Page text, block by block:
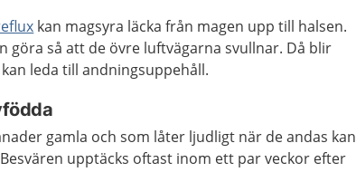
kan magsyra läcka från magen upp till halsen.
göra så att de övre luftvägarna svullnar. Då blir
leda till andningsuppehåll.
gamla och som låter ljudligt när de andas kan
upptäcks oftast inom ett par veckor efter